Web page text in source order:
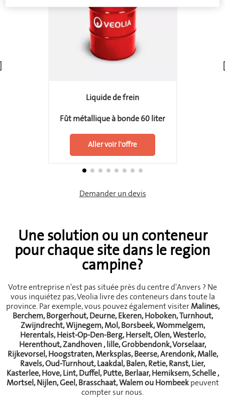
Liquide de frein
Fût métallique à bonde 60 liter
Aller voir l'offre
Demander un devis
Une solution ou un conteneur
pour chaque site dans le region
campine?
Votre entreprise n'est pas située près du centre d'Anvers ? Ne
vous inquiétez pas, Veolia livre des conteneurs dans toute la
province. Par exemple, vous pouvez également visiterMalines,
Berchem, Borgerhout, Deurne, Ekeren, Hoboken, Turnhout,
Zwijndrecht, Wijnegem, Mol, Borsbeek, Wommelgem,
Herentals, Heist-Op-Den-Berg, Herselt, Olen, Westerlo,
Herenthout, Zandhoven , lille, Grobbendonk, Vorselaar,
Rijkevorsel, Hoogstraten, Merksplas, Beerse, Arendonk, Malle,
Ravels, Oud-Turnhout, Laakdal, Balen, Retie, Ranst, Lier,
Kasterlee, Hove, Lint, Duffel, Putte, Berlaar, Hemiksem, Schelle ,
Mortsel, Nijlen, Geel, Brasschaat, Walem ou Hombeekpeuvent
compter sur nous.